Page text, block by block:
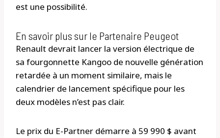
est une possibilité.
En savoir plus sur le Partenaire Peugeot
Renault devrait lancer la version électrique de
sa fourgonnette Kangoo de nouvelle génération
retardée à un moment similaire, mais le
calendrier de lancement spécifique pour les
deux modèles n’est pas clair.
Le prix du E-Partner démarre à 59 990 $ avant